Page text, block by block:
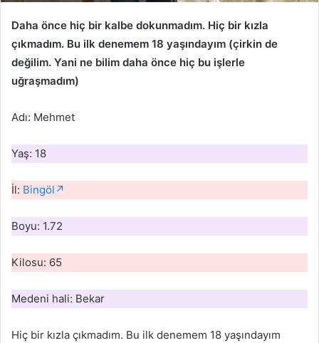
Daha önce hiç bir kalbe dokunmadım. Hiç bir kızla
çıkmadım. Bu ilk denemem 18 yaşındayım (çirkin de
değilim. Yani ne bilim daha önce hiç bu işlerle
uğraşmadım)
Adı: Mehmet
Yaş: 18
İl: Bingöl↗
Boyu: 1.72
Kilosu: 65
Medeni hali: Bekar
Hiç bir kızla çıkmadım. Bu ilk denemem 18 yaşındayım